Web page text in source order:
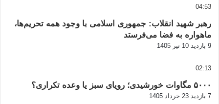
04:53
رهبر شهید انقلاب: جمهوری اسلامی با وجود همه تحریم‌ها،
ماهواره به فضا می‌فرستد
9 بازدید 10 تیر 1405
02:13
۵۰۰۰ مگاوات خورشیدی؛ رویای سبز یا وعده تکراری؟
7 بازدید 23 خرداد 1405